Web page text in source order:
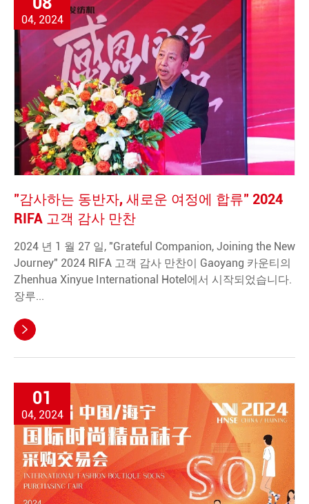
04, 2024
"감사하는 동반자, 새로운 여정에 합류" 2024
RIFA 고객 감사 만찬
2024 년 1 월 27 일, "Grateful Companion, Joining the New
Journey" 2024 RIFA 고객 감사 만찬이 Gaoyang 카운티의
Zhenhua Xinyue International Hotel에서 시작되었습니다.
장루...

01
04, 2024